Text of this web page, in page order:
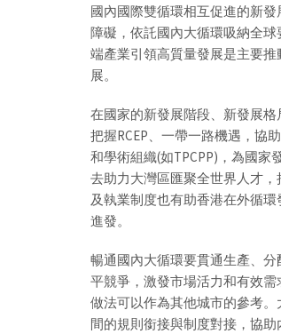
國內國際雙循環相互促進的新
障礙，依託國內大循環吸納全
端產業引領高質量發展是主要
展。
在國家的新發展階段、新發展
把握RCEP、一帶一路機遇，協
和學術組織(如TPCPP)，為國
去助力大灣區匯聚全世界人才
及執業制度也有助香港在外循
進發。
暢通國內大循環要貫通生產、
平競爭，激發市場活力和有效
做法可以作為其他城市的參考
間的規則銜接與制度對接，協